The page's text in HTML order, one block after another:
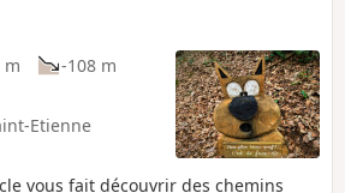
m
-108 m
Etienne
vous fait découvrir des chemins